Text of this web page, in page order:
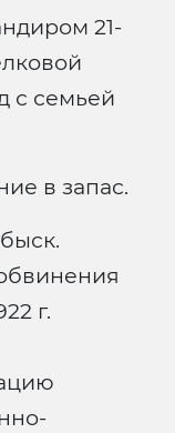
21-
с семьей
в запас.
г.